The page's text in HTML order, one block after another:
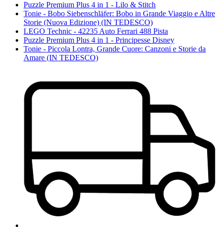
Puzzle Premium Plus 4 in 1 - Lilo & Stitch
Tonie - Bobo Siebenschläfer: Bobo in Grande Viaggio e Altre
Storie (Nuova Edizione) (IN TEDESCO)
LEGO Technic - 42235 Auto Ferrari 488 Pista
Puzzle Premium Plus 4 in 1 - Principesse Disney
Tonie - Piccola Lontra, Grande Cuore: Canzoni e Storie da
Amare (IN TEDESCO)